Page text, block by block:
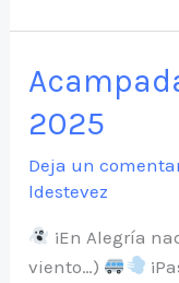
2026
2025
Deja un
ldestevez
¡En Alegría
viento…)